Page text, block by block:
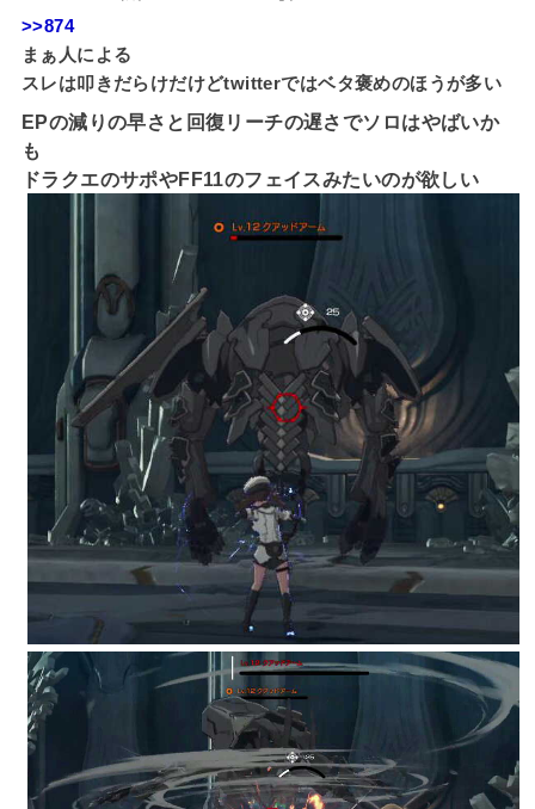
>>874
まぁ人による
スレは叩きだらけだけどtwitterではベタ褒めのほうが多い
EPの減りの早さと回復リーチの遅さでソロはやばいか
も
ドラクエのサポやFF11のフェイスみたいのが欲しい